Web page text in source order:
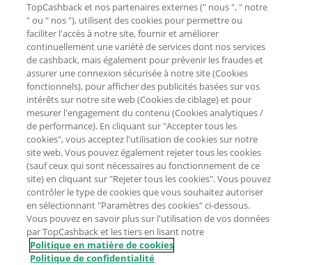
TopCashback et nos partenaires externes (" nous ", " notre
" ou " nos "), utilisent des cookies pour permettre ou
faciliter l'accès à notre site, fournir et améliorer
continuellement une variété de services dont nos services
de cashback, mais également pour prévenir les fraudes et
assurer une connexion sécurisée à notre site (Cookies
fonctionnels), pour afficher des publicités basées sur vos
intérêts sur notre site web (Cookies de ciblage) et pour
mesurer l'engagement du contenu (Cookies analytiques /
de performance). En cliquant sur "Accepter tous les
cookies", vous acceptez l'utilisation de cookies sur notre
site web. Vous pouvez également rejeter tous les cookies
(sauf ceux qui sont nécessaires au fonctionnement de ce
site) en cliquant sur "Rejeter tous les cookies". Vous pouvez
contrôler le type de cookies que vous souhaitez autoriser
en sélectionnant "Paramètres des cookies" ci-dessous.
Vous pouvez en savoir plus sur l'utilisation de vos données
par TopCashback et les tiers en lisant notre
Politique en matière de cookies
Politique de confidentialité